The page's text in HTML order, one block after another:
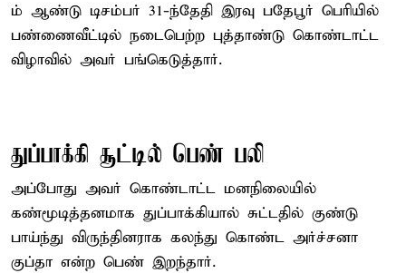
ம் ஆண்டு டிசம்பர் 31-ந்தேதி இரவு பதேபூர் பெரியில்
பண்ணைவீட்டில் நடைபெற்ற புத்தாண்டு கொண்டாட்ட
விழாவில் அவர் பங்கெடுத்தார்.
துப்பாக்கி சூட்டில் பெண் பலி
அப்போது அவர் கொண்டாட்ட மனநிலையில்
கண்மூடித்தனமாக துப்பாக்கியால் சுட்டதில் குண்டு
பாய்ந்து விருந்தினராக கலந்து கொண்ட அர்ச்சனா
குப்தா என்ற பெண் இறந்தார்.